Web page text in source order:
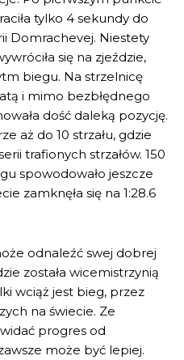
tylko 4 sekundy do
Domrachevej. Niestety
się na zjeździe,
biegu. Na strzelnicę
i mimo bezbłędnego
dość daleką pozycję.
aż do 10 strzału, gdzie
trafionych strzałów. 150
spowodowało jeszcze
zamknęła się na 1:28.6
odnaleźć swej dobrej
została wicemistrzynią
wciąż jest bieg, przez
na świecie. Ze
progres od
może być lepiej.